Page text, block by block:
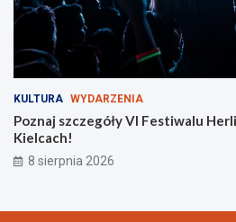
KULTURA WYDARZENIA
Poznaj szczegóły VI Festiwalu
Kielcach!
8 sierpnia 2026